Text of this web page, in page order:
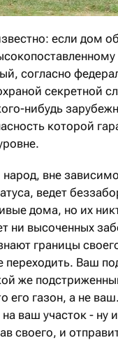
если дом
согласно
секретной
нибудь
которой
народ, вне
ведет
дома, но их
ни высоченных
границы
переходить. Ваш
же
его газон, а не
на ваш участок -
своего, и